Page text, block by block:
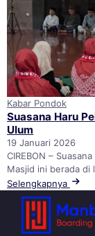
Kabar Pondok
Suasana Haru
Ulum
19 Januari 2026
CIREBON –
Masjid ini berada
Selengkapnya